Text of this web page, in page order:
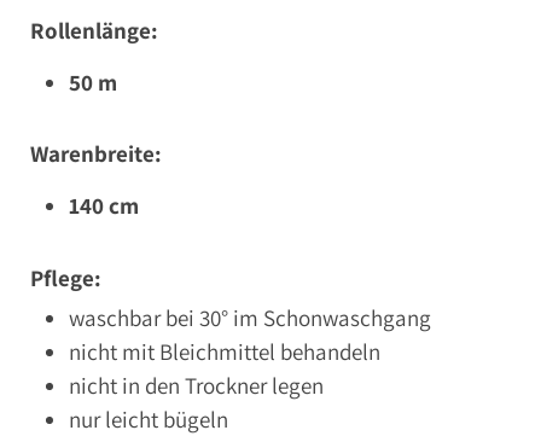
Rollenlänge:
50 m
Warenbreite:
140 cm
Pflege:
waschbar bei 30° im Schonwaschgang
nicht mit Bleichmittel behandeln
nicht in den Trockner legen
nur leicht bügeln